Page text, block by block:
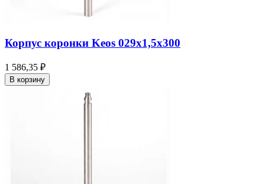
Корпус коронки Keos 029x1,5x300
1 586,35 ₽
В корзину